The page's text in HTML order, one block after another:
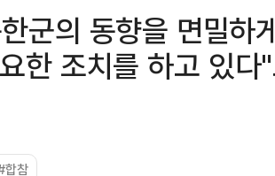
군의 동향을 면밀하
한 조치를 하고 있다
합참